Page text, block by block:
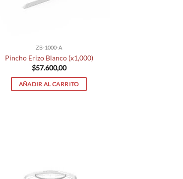
ZB-1000-A
Pincho Erizo Blanco (x1,000)
$57.600,00
AÑADIR AL CARRITO